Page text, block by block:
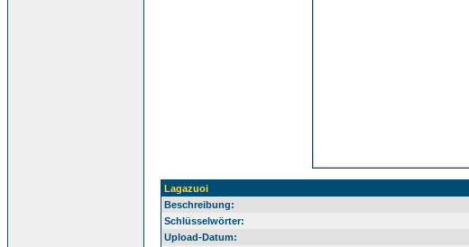
Lagazuoi
Beschreibung:
Schlüsselwörter:
Upload-Datum: